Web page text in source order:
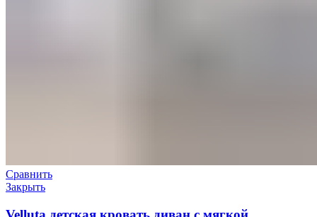
Сравнить
Закрыть